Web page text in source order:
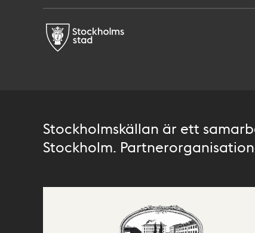
Stockholmskällan är ett
Stockholm.